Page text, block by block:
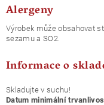
Alergeny
Výrobek může obsahovat
sezamu a SO2.
Informace o
Skladujte v suchu!
Datum minimální